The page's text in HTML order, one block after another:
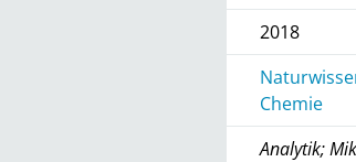
2018
Chemie
Analytik;